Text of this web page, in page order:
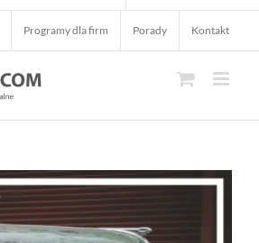
Programy dla firm Porady Kontakt